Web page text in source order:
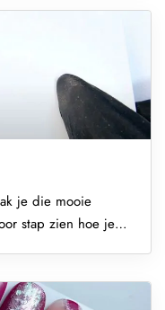
je die mooie
stap zien hoe je